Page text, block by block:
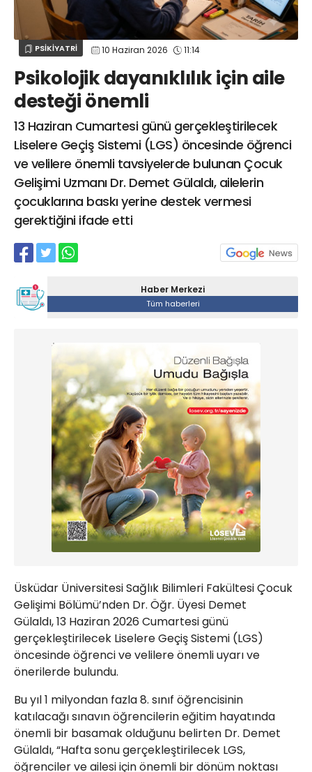
PSİKİYATRİ 10 Haziran 2026 11:14
Psikolojik dayanıklılık için aile
desteği önemli
13 Haziran Cumartesi günü gerçekleştirilecek
Liselere Geçiş Sistemi (LGS) öncesinde öğrenci
ve velilere önemli tavsiyelerde bulunan Çocuk
Gelişimi Uzmanı Dr. Demet Gülaldı, ailelerin
çocuklarına baskı yerine destek vermesi
gerektiğini ifade etti
Haber Merkezi
Tüm haberleri
Üsküdar Üniversitesi Sağlık Bilimleri Fakültesi Çocuk
Gelişimi Bölümü’nden Dr. Öğr. Üyesi Demet
Gülaldı, 13 Haziran 2026 Cumartesi günü
gerçekleştirilecek Liselere Geçiş Sistemi (LGS)
öncesinde öğrenci ve velilere önemli uyarı ve
önerilerde bulundu.
Bu yıl 1 milyondan fazla 8. sınıf öğrencisinin
katılacağı sınavın öğrencilerin eğitim hayatında
önemli bir basamak olduğunu belirten Dr. Demet
Gülaldı, “Hafta sonu gerçekleştirilecek LGS,
öğrenciler ve ailesi için önemli bir dönüm noktası
GÖZ HASTALIKLARI
SAĞLIK
GASTROENTEROLOJİ
ÇOCUK SAĞLIĞI VE HASTALIKLARI
GENEL CERRAHİ
SENDİKALAR
GÖGÜS HASTALIKLARI
DERMATOLOJİ
ENDOKRİNOLOJİ
NÖROLOJİ
KADIN HASTALIKLARI VE DOĞUM
Web TV Galeri Yazarlar
sagliktabugun@gmail.com